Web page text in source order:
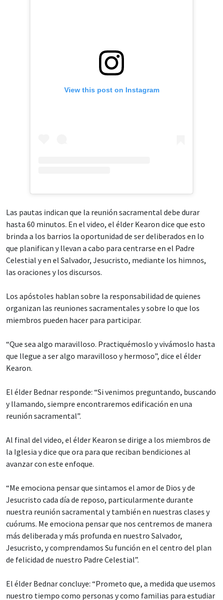
View this post on Instagram
Las pautas indican que la reunión sacramental debe durar
hasta 60 minutos. En el video, el élder Kearon dice que esto
brinda a los barrios la oportunidad de ser deliberados en lo
que planifican y llevan a cabo para centrarse en el Padre
Celestial y en el Salvador, Jesucristo, mediante los himnos,
las oraciones y los discursos.
Los apóstoles hablan sobre la responsabilidad de quienes
organizan las reuniones sacramentales y sobre lo que los
miembros pueden hacer para participar.
“Que sea algo maravilloso. Practiquémoslo y vivámoslo hasta
que llegue a ser algo maravilloso y hermoso”, dice el élder
Kearon.
El élder Bednar responde: “Si venimos preguntando, buscando
y llamando, siempre encontraremos edificación en una
reunión sacramental”.
Al final del video, el élder Kearon se dirige a los miembros de
la Iglesia y dice que ora para que reciban bendiciones al
avanzar con este enfoque.
“Me emociona pensar que sintamos el amor de Dios y de
Jesucristo cada día de reposo, particularmente durante
nuestra reunión sacramental y también en nuestras clases y
cuórums. Me emociona pensar que nos centremos de manera
más deliberada y más profunda en nuestro Salvador,
Jesucristo, y comprendamos Su función en el centro del plan
de felicidad de nuestro Padre Celestial”.
El élder Bednar concluye: “Prometo que, a medida que usemos
nuestro tiempo como personas y como familias para estudiar